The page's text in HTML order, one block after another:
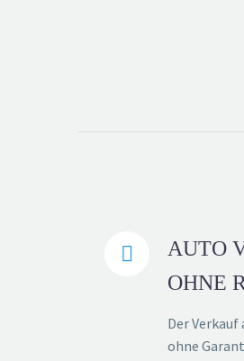


AUTO
OHNE
Der
ohne